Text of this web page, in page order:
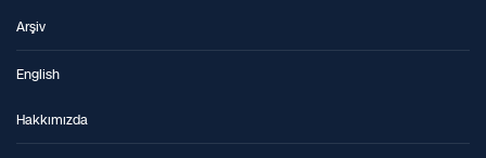
Arşiv
English
Hakkımızda